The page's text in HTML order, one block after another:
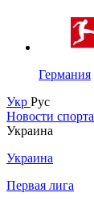
Германия
Укр Рус
Новости спорта
Украина
Украина
Первая лига